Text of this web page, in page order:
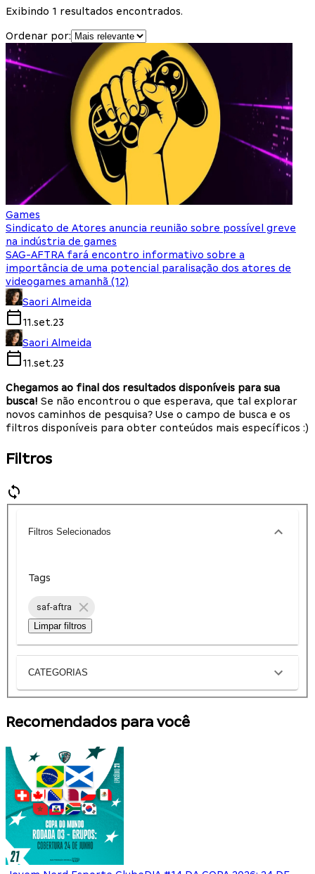
Exibindo 1 resultados encontrados.
Ordenar por:
Games
Sindicato de Atores anuncia reunião sobre possível greve
na indústria de games
SAG-AFTRA fará encontro informativo sobre a
importância de uma potencial paralisação dos atores de
videogames amanhã (12)
Saori Almeida
11.set.23
Saori Almeida
11.set.23
Chegamos ao final dos resultados disponíveis para sua
busca! Se não encontrou o que esperava, que tal explorar
novos caminhos de pesquisa? Use o campo de busca e os
filtros disponíveis para obter conteúdos mais específicos :)
Filtros
Filtros Selecionados
Tags
saf-aftra
Limpar filtros
CATEGORIAS
Recomendados para você